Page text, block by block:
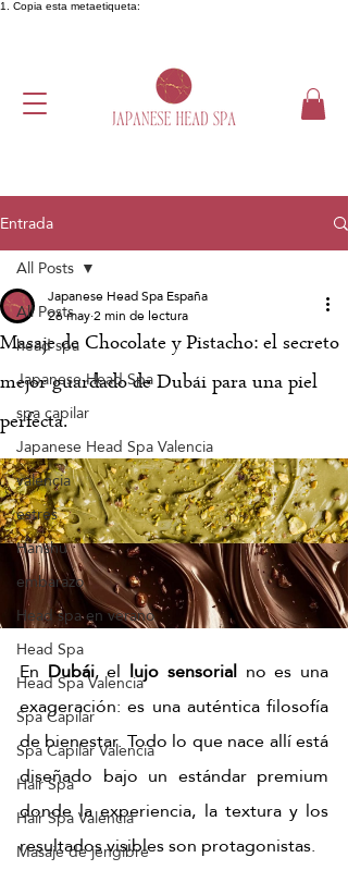
1. Copia esta metaetiqueta:
Entrada
All Posts
head spa
Japanese Head Spa
spa capilar
Japanese Head Spa Valencia
valencia
estrés
Hanshu
embarazo
Head spa en verano
Head Spa
Head Spa Valencia
Spa Capilar
Spa Capilar Valencia
Hair Spa
Hair Spa Valencia
Masaje de jengibre
All Posts
Masaje de Chocolate y Pistacho: el secreto
mejor guardado de Dubái para una piel
perfecta.
Japanese Head Spa España
26 may2 min de lectura
En Dubái, el lujo sensorial no es una
exageración: es una auténtica filosofía
de bienestar. Todo lo que nace allí está
diseñado bajo un estándar premium
donde la experiencia, la textura y los
resultados visibles son protagonistas.